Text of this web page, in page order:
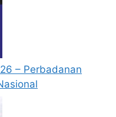
– Perbadanan